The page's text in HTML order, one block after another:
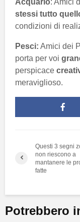
stessi tutto
condizioni di
Pesci: Amici dei
porta per voi
perspicace
meraviglioso.
Questi 3 segni
non riescono a
mantanere le
fatte
Potrebbero